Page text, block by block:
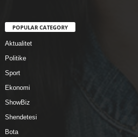
POPULAR CATEGORY
Aktualitet
Politike
Sport
Ekonomi
ShowBiz
Shendetesi
Bota